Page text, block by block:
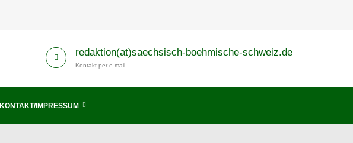
redaktion(at)saechsisch-boehmische-schweiz.de
Kontakt per e-mail
KONTAKT/IMPRESSUM